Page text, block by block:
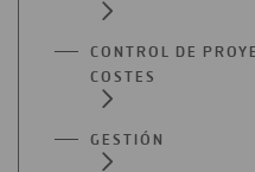
CONTROL DE
COSTES
GESTIÓN